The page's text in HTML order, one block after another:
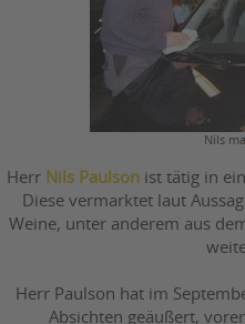
Nils
Herr Nils Paulsonist tätig in
Diese vermarktet laut
Weine, unter anderem aus
Herr Paulson hat im
Absichten geäußert,